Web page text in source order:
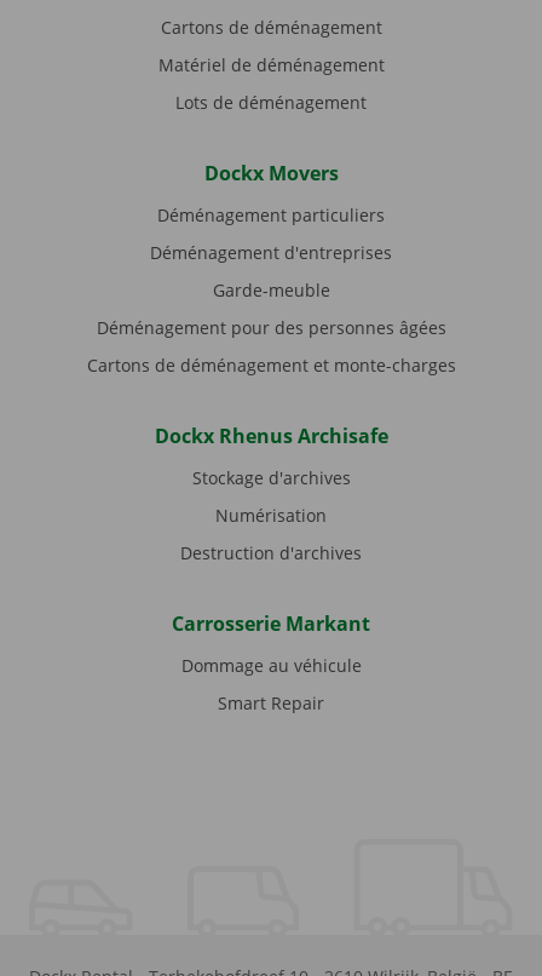
Cartons de déménagement
Matériel de déménagement
Lots de déménagement
Dockx Movers
Déménagement particuliers
Déménagement d'entreprises
Garde-meuble
Déménagement pour des personnes âgées
Cartons de déménagement et monte-charges
Dockx Rhenus Archisafe
Stockage d'archives
Numérisation
Destruction d'archives
Carrosserie Markant
Dommage au véhicule
Smart Repair